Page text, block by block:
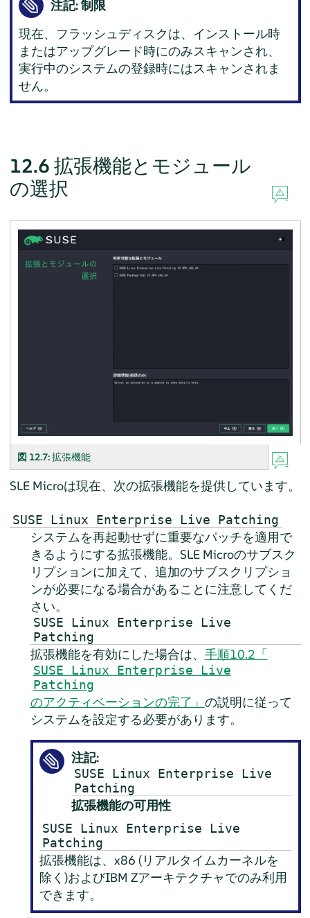
注記: 制限
現在、フラッシュディスクは、インストール時
またはアップグレード時にのみスキャンされ、
実行中のシステムの登録時にはスキャンされま
せん。
12.6 拡張機能とモジュール
の選択
図 12.7:拡張機能
SLE Microは現在、次の拡張機能を提供しています。
SUSE Linux Enterprise Live Patching
システムを再起動せずに重要なパッチを適用で
きるようにする拡張機能。SLE Microのサブスク
リプションに加えて、追加のサブスクリプショ
ンが必要になる場合があることに注意してくだ
さい。
SUSE Linux Enterprise Live
Patching
拡張機能を有効にした場合は、 手順10.2「
SUSE Linux Enterprise Live
Patching
のアクティベーションの完了」 の説明に従って
システムを設定する必要があります。
注記:
SUSE Linux Enterprise Live
Patching
拡張機能の可用性
SUSE Linux Enterprise Live
Patching
拡張機能は、x86 (リアルタイムカーネルを
除く)およびIBM Zアーキテクチャでのみ利用
できます。